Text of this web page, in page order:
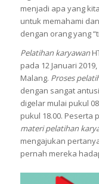
menjadi apa yang
untuk memahami
dengan orang yang
Pelatihan karyawan
pada 12 Januari
Malang. Proses
dengan sangat
digelar mulai pukul
pukul 18.00. Peserta
materi pelatihan
mengajukan
pernah mereka